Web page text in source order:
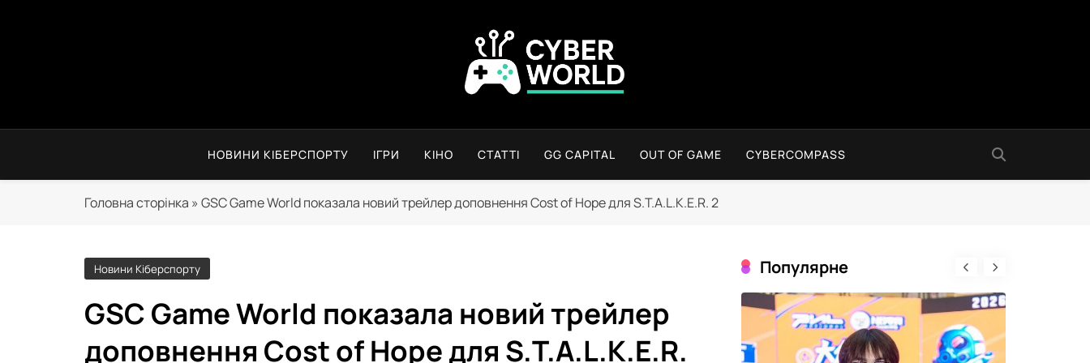
Сyber World
НОВИНИ КІБЕРСПОРТУ ІГРИ КІНО СТАТТІ GG CAPITAL OUT OF GAME CYBERCOMPASS
Головна сторінка » GSC Game World показала новий трейлер доповнення Cost of Hope для S.T.A.L.K.E.R. 2
Новини Кіберспорту
GSC Game World показала новий трейлер
доповнення Cost of Hope для S.T.A.L.K.E.R.
Популярне